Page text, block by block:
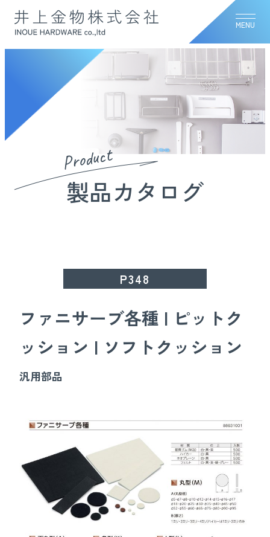
MENU
Product
製品カタログ
P348
ファニサーブ各種 | ピットク
ッション | ソフトクッション
汎用部品